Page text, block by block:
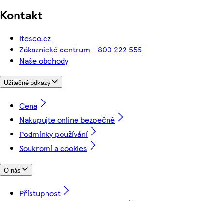
Kontakt
itesco.cz
Zákaznické centrum - 800 222 555
Naše obchody
Užitečné odkazy
Cena
Nakupujte online bezpečně
Podmínky používání
Soukromí a cookies
O nás
Přístupnost